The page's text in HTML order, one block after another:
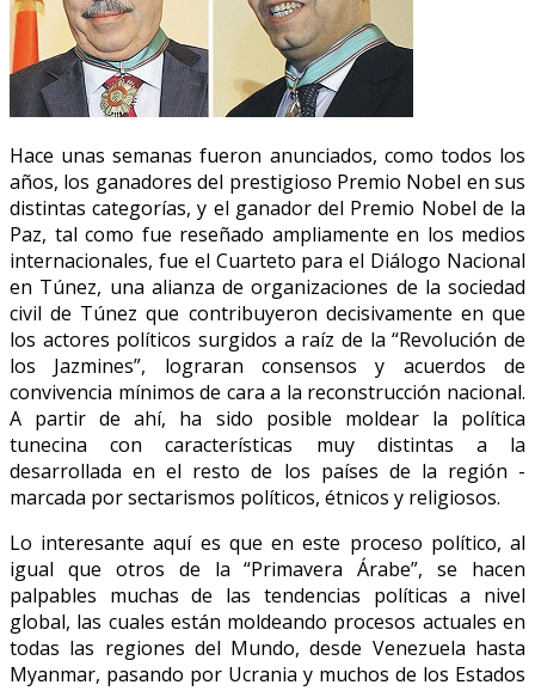
Hace unas semanas fueron anunciados, como todos los
años, los ganadores del prestigioso Premio Nobel en sus
distintas categorías, y el ganador del Premio Nobel de la
Paz, tal como fue reseñado ampliamente en los medios
internacionales, fue el Cuarteto para el Diálogo Nacional
en Túnez, una alianza de organizaciones de la sociedad
civil de Túnez que contribuyeron decisivamente en que
los actores políticos surgidos a raíz de la “Revolución de
los Jazmines”, lograran consensos y acuerdos de
convivencia mínimos de cara a la reconstrucción nacional.
A partir de ahí, ha sido posible moldear la política
tunecina con características muy distintas a la
desarrollada en el resto de los países de la región -
marcada por sectarismos políticos, étnicos y religiosos.
Lo interesante aquí es que en este proceso político, al
igual que otros de la “Primavera Árabe”, se hacen
palpables muchas de las tendencias políticas a nivel
global, las cuales están moldeando procesos actuales en
todas las regiones del Mundo, desde Venezuela hasta
Myanmar, pasando por Ucrania y muchos de los Estados